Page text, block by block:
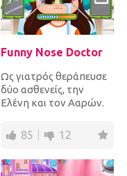
Funny Nose Doctor
Ως γιατρός θεράπευσε
δύο ασθενείς, την
Ελένη και τον Ααρών.
ατύχημα αφού
γλίστρησε...
85 12